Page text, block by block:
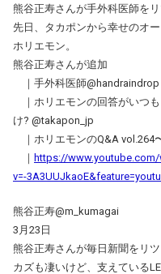
熊谷正寿さんが手外科医師を
先日、タカポンから幸せのオ
ホリエモン。
熊谷正寿さんが追加
｜手外科医師@handraindrop
｜ホリエモンの回答がいつ
け? @takapon_jp
｜ホリエモンのQ&A vol.264
｜ https://
v=-
熊谷正寿@m_kumagai
3月23日
熊谷正寿さんが毎日新聞をリ
カズも凄いけど、支えている